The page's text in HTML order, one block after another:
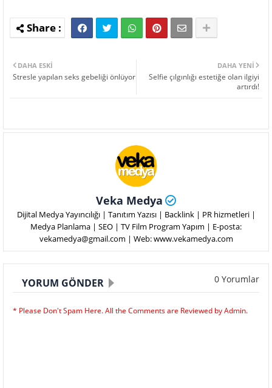
DAHA YENI
Selfie çılgınlığı estetiğe olan ilgiyi
artırdı!
DAHA ESKI
Stresle yapılan seks gebeliği önlüyor
Veka Medya
Dijital Medya Yayıncılığı | Tanıtım Yazısı | Backlink | PR hizmetleri |
Medya Planlama | SEO | TV Film Program Yapım | E-posta:
vekamedya@gmail.com | Web: www.vekamedya.com
YORUM GÖNDER 0 Yorumlar
* Please Don't Spam Here. All the Comments are Reviewed by Admin.